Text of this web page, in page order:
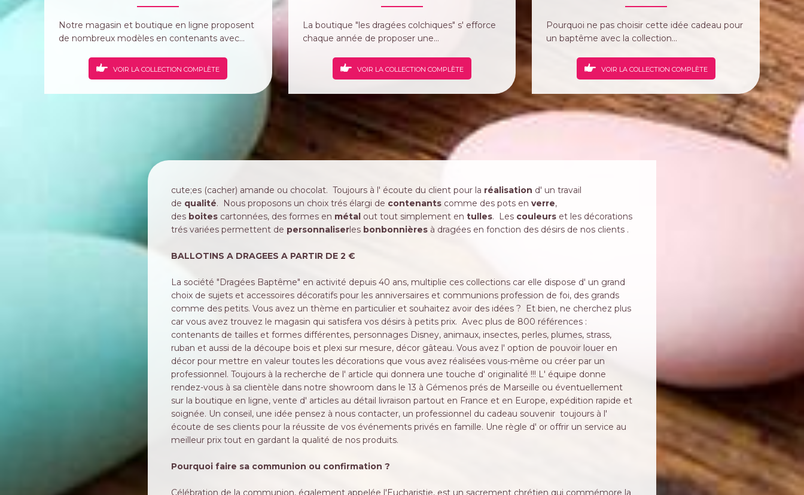
Notre magasin et boutique en ligne proposent
de nombreux modèles en contenants avec...
VOIR LA COLLECTION COMPLÈTE
La boutique "les dragées colchiques" s' efforce
chaque année de proposer une...
VOIR LA COLLECTION COMPLÈTE
Pourquoi ne pas choisir cette idée cadeau pour
un baptême avec la collection...
VOIR LA COLLECTION COMPLÈTE
cute;es (cacher) amande ou chocolat. Toujours à l' écoute du client pour la réalisation d' un travail
de qualité. Nous proposons un choix trés élargi de contenants comme des pots en verre,
des boites cartonnées, des formes en métal out tout simplement en tulles. Les couleurs et les décorations
trés variées permettent de personnaliser les bonbonnières à dragées en fonction des désirs de nos clients .
BALLOTINS A DRAGEES A PARTIR DE 2 €
La société "Dragées Baptême" en activité depuis 40 ans, multiplie ces collections car elle dispose d' un grand
choix de sujets et accessoires décoratifs pour les anniversaires et communions profession de foi, des grands
comme des petits. Vous avez un thème en particulier et souhaitez avoir des idées ? Et bien, ne cherchez plus
car vous avez trouvez le magasin qui satisfera vos désirs à petits prix. Avec plus de 800 références :
contenants de tailles et formes différentes, personnages Disney, animaux, insectes, perles, plumes, strass,
ruban et aussi de la découpe bois et plexi sur mesure, décor gâteau. Vous avez l' option de pouvoir louer en
décor pour mettre en valeur toutes les décorations que vous avez réalisées vous-même ou créer par un
professionnel. Toujours à la recherche de l' article qui donnera une touche d' originalité !!! L' équipe donne
rendez-vous à sa clientèle dans notre showroom dans le 13 à Gémenos prés de Marseille ou éventuellement
sur la boutique en ligne, vente d' articles au détail livraison partout en France et en Europe, expédition rapide et
soignée. Un conseil, une idée pensez à nous contacter, un professionnel du cadeau souvenir toujours à l'
écoute de ses clients pour la réussite de vos événements privés en famille. Une règle d' or offrir un service au
meilleur prix tout en gardant la qualité de nos produits.
Pourquoi faire sa communion ou confirmation ?
Célébration de la communion, également appelée l'Eucharistie, est un sacrement chrétien qui commémore la